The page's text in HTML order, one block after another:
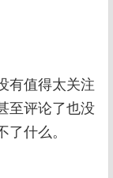
有值得太关注
至评论了也没
什么。